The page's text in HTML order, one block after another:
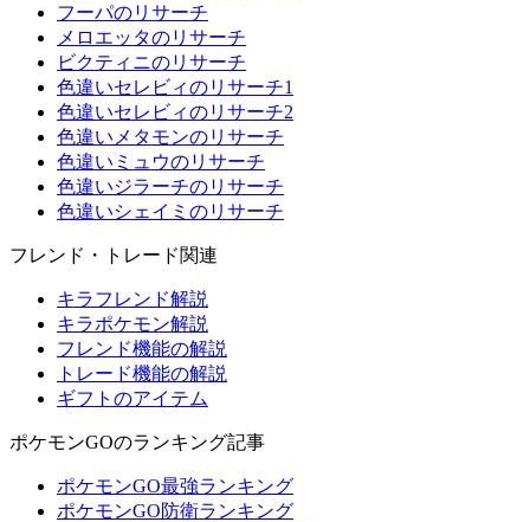
フーパのリサーチ
メロエッタのリサーチ
ビクティニのリサーチ
色違いセレビィのリサーチ1
色違いセレビィのリサーチ2
色違いメタモンのリサーチ
色違いミュウのリサーチ
色違いジラーチのリサーチ
色違いシェイミのリサーチ
フレンド・トレード関連
キラフレンド解説
キラポケモン解説
フレンド機能の解説
トレード機能の解説
ギフトのアイテム
ポケモンGOのランキング記事
ポケモンGO最強ランキング
ポケモンGO防衛ランキング